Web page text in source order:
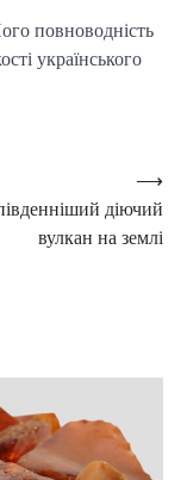
повноводність
українського
діючий
вулкан на землі
⟶